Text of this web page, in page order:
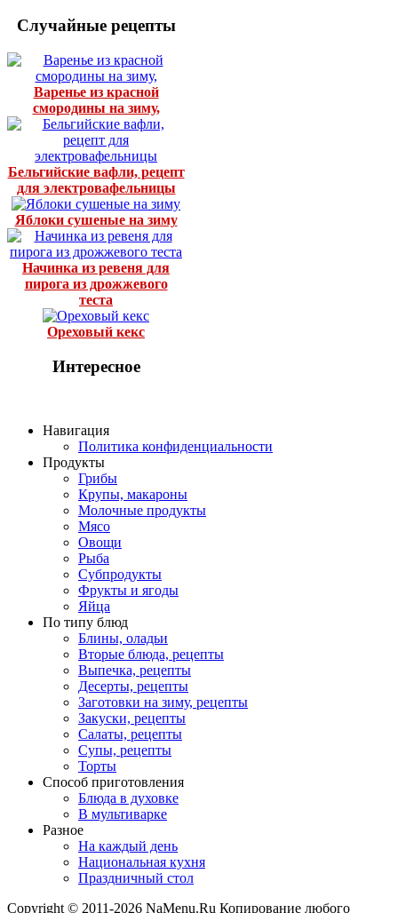
Случайные рецепты
Варенье из красной
смородины на зиму,
Бельгийские вафли, рецепт
для электровафельницы
Яблоки сушеные на зиму
Начинка из ревеня для
пирога из дрожжевого
теста
Ореховый кекс
Интересное
Навигация
Политика конфиденциальности
Продукты
Грибы
Крупы, макароны
Молочные продукты
Мясо
Овощи
Рыба
Субпродукты
Фрукты и ягоды
Яйца
По типу блюд
Блины, оладьи
Вторые блюда, рецепты
Выпечка, рецепты
Десерты, рецепты
Заготовки на зиму, рецепты
Закуски, рецепты
Салаты, рецепты
Супы, рецепты
Торты
Способ приготовления
Блюда в духовке
В мультиварке
Разное
На каждый день
Национальная кухня
Праздничный стол
Copyright © 2011-2026 NaMenu.Ru Копирование любого